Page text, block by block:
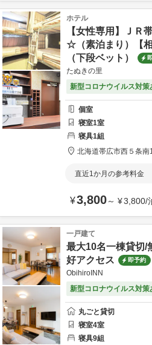
ホテル
【女性専用】ＪＲ
☆（素泊まり）【
（下段ベット）
たぬきの里
新型コロナウイルス対策
個室
寝室1室
寝具1組
北海道帯広市西５条南
直近1か月の参考料金
¥3,800～ ¥3,800/
一戸建て
最大10名一棟貸切/
好アクセス
即予約
ObihiroINN
新型コロナウイルス対策
丸ごと貸切
寝室4室
寝具9組